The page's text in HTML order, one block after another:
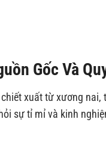
Gốc Và
xuất từ xương
sự tỉ mỉ và kinh